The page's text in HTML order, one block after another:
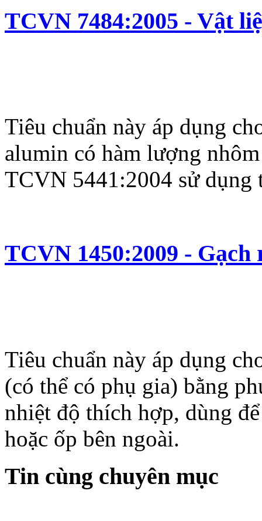
TCVN 7484:2005 - Vật
Tiêu chuẩn này áp dụng
alumin có hàm lượng
TCVN 5441:2004 sử dụng
TCVN 1450:2009 - Gạch
Tiêu chuẩn này áp dụng
(có thể có phụ gia) bằng
nhiệt độ thích hợp, dùng
hoặc ốp bên ngoài.
Tin cùng chuyên mục